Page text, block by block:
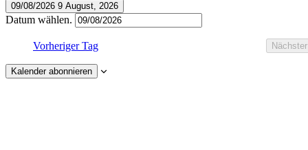
09/08/2026 9 August, 2026
Datum wählen.
Vorheriger Tag
Kalender abonnieren